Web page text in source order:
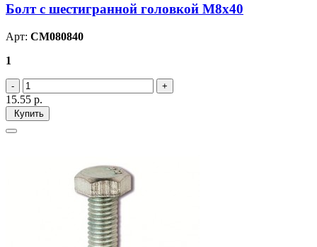
Болт с шестигранной головкой М8х40
Арт: CM080840
1
15.55 р.
Купить